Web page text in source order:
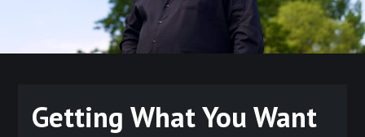
Getting What You Want